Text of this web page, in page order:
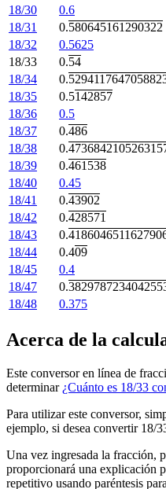
18/30
0.6
18/31
0.580645161290322
18/32
0.5625
18/33
0.54
18/34
0.
18/35
0.5142857
18/36
0.5
18/37
0.486
18/38
0.
18/39
0.461538
18/40
0.45
18/41
0.43902
18/42
0.428571
18/43
0.
18/44
0.409
18/45
0.4
18/47
0.
18/48
0.375
Acerca de la
Este conversor en línea de
determinar ¿Cuánto es 18/33
Para utilizar este conversor,
ejemplo, si desea convertir 18/
Una vez ingresada la fracción,
proporcionará una explicación
repetitivo usando paréntesis